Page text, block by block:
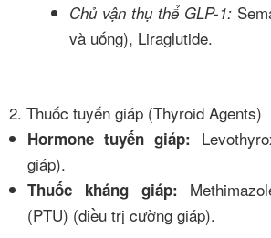
Chủ vận thụ thể GLP-1:
và uống), Liraglutide.
2. Thuốc tuyến giáp (Thyroid Agents)
Hormone tuyến giáp:
giáp).
Thuốc kháng giáp:
(PTU) (điều trị cường giáp).